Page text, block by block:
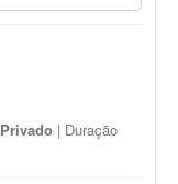
Privado | Duração